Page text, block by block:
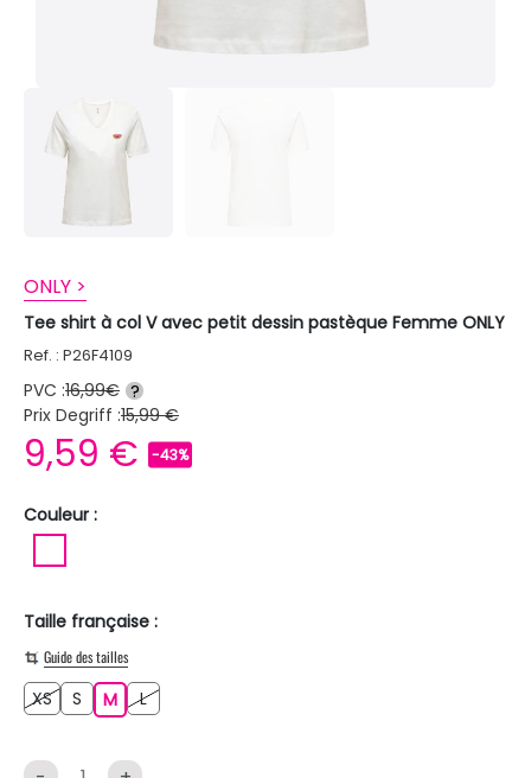
ONLY >
Tee shirt à col V avec petit dessin pastèque Femme ONLY
Ref. : P26F4109
PVC :16,99€ ?
Prix Degriff :15,99 €
9,59 € -43%
Couleur :
Taille française :
Guide des tailles
XSXS S MM LL